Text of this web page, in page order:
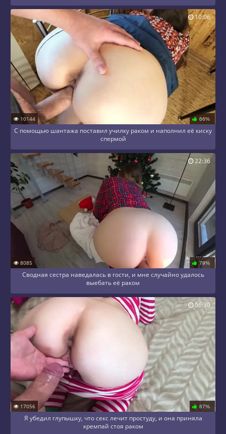
10144 66%
С помощью шантажа поставил училку раком и наполнил её киску
спермой
10:06
8085 79%
Сводная сестра наведалась в гости, и мне случайно удалось
выебать её раком
22:36
17056 87%
Я убедил глупышку, что секс лечит простуду, и она приняла
кремпай стоя раком
06:30